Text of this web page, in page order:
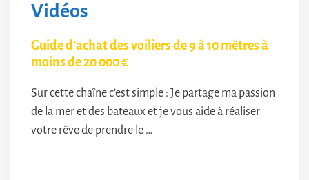
Vidéos
Guide d’achat des voiliers de 9 à 10 mètres à
moins de 20 000 €
Sur cette chaîne c’est simple : Je partage ma passion
de la mer et des bateaux et je vous aide à réaliser
votre rêve de prendre le …